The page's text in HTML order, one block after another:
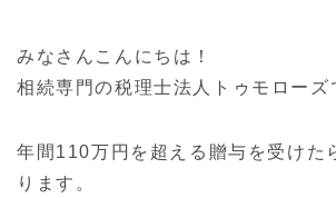
みなさんこんにちは！
相続専門の税理士法人トゥモローズ
年間110万円を超える贈与を受けた
ります。